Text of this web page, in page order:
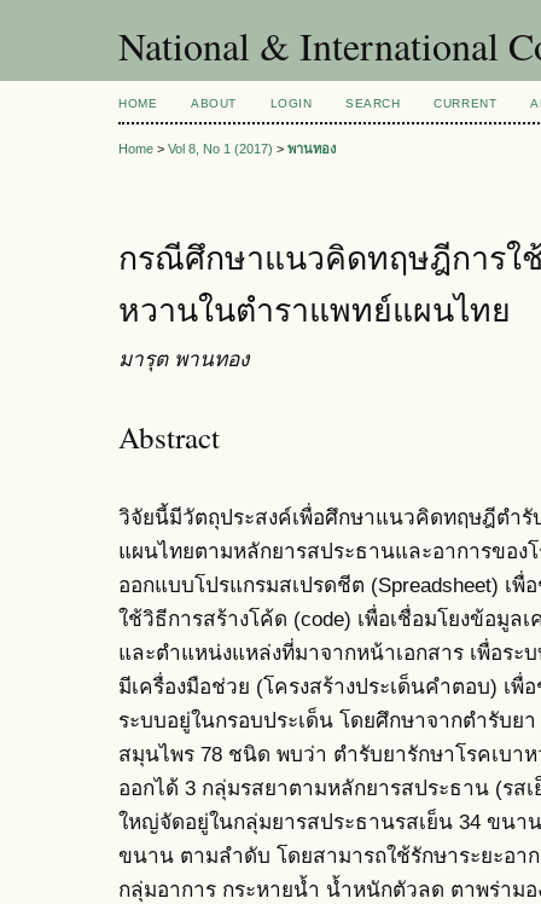
National & International
HOME ABOUT LOGIN SEARCH CURRENT
Home > Vol 8, No 1 (2017) > พานทอง
กรณีศึกษาแนวคิดทฤษฎีการใ
หวานในตําราแพทย์แผนไทย
มารุต พานทอง
Abstract
วิจัยนี้มีวัตถุประสงค์เพื่อศึกษาแนวคิดทฤษฎีตำรั
แผนไทยตามหลักยารสประธานและอาการของ
ออกแบบโปรแกรมสเปรดชีต (Spreadsheet) เ
ใช้วิธีการสร้างโค้ด (code) เพื่อเชื่อมโยงข้อมูล
และตำแหน่งแหล่งที่มาจากหน้าเอกสาร เพื่อระ
มีเครื่องมือช่วย (โครงสร้างประเด็นคำตอบ) เพื่
ระบบอยู่ในกรอบประเด็น โดยศึกษาจากตำรับย
สมุนไพร 78 ชนิด พบว่า ตำรับยารักษาโรคเบา
ออกได้ 3 กลุ่มรสยาตามหลักยารสประธาน (รส
ใหญ่จัดอยู่ในกลุ่มยารสประธานรสเย็น 34 ขน
ขนาน ตามลำดับ โดยสามารถใช้รักษาระยะอา
กลุ่มอาการ กระหายน้ำ น้ำหนักตัวลด ตาพร่าม